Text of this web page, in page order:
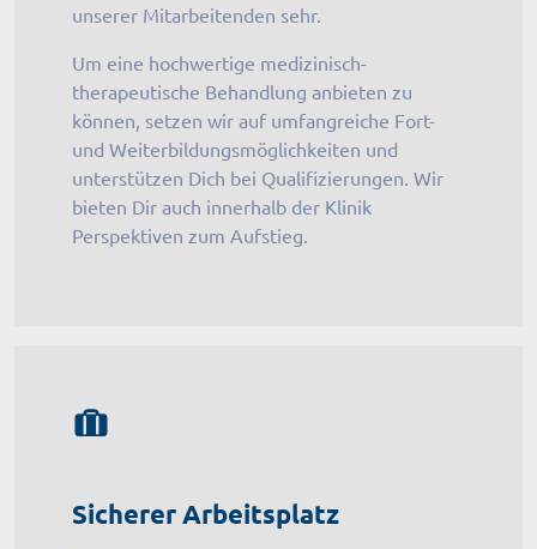
unserer Mitarbeitenden sehr.
Um eine hochwertige medizinisch-
therapeutische Behandlung anbieten zu
können, setzen wir auf umfangreiche Fort-
und Weiterbildungsmöglichkeiten und
unterstützen Dich bei Qualifizierungen. Wir
bieten Dir auch innerhalb der Klinik
Perspektiven zum Aufstieg.
Sicherer Arbeitsplatz